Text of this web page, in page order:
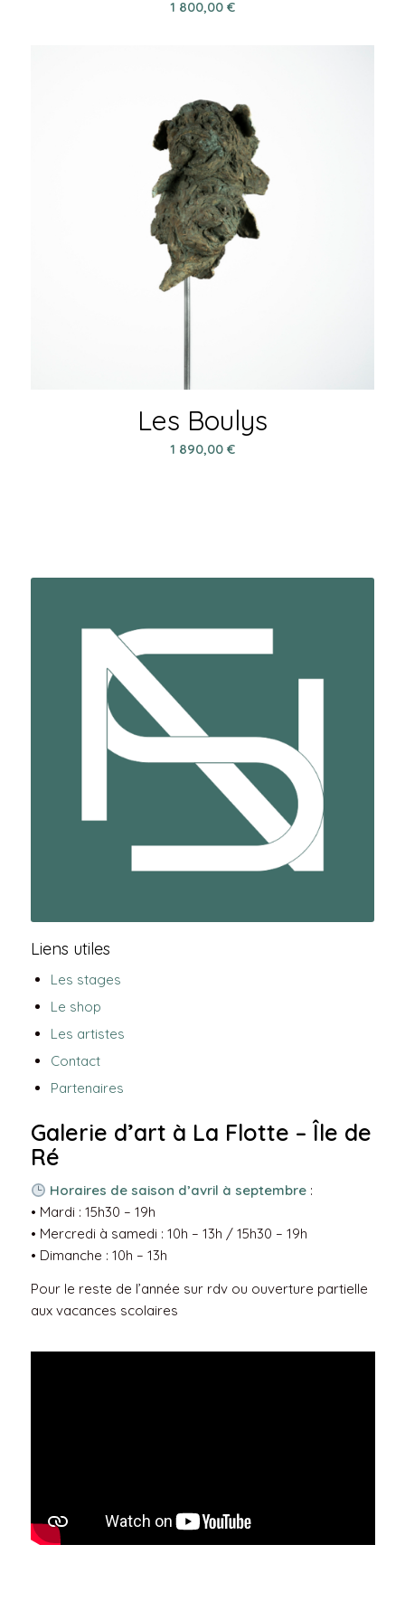
1 800,00 €
Les Boulys
1 890,00 €
Liens utiles
Les stages
Le shop
Les artistes
Contact
Partenaires
Galerie d’art à La Flotte – Île de
Ré
Horaires de saison d’avril à septembre:
• Mardi : 15h30 – 19h
• Mercredi à samedi : 10h – 13h / 15h30 – 19h
• Dimanche : 10h – 13h
Pour le reste de l’année sur rdv ou ouverture partielle
aux vacances scolaires